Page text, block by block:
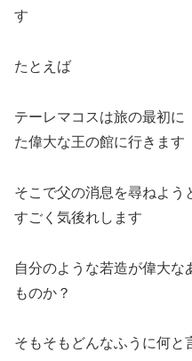
す
たとえば
テーレマコスは旅の最初
た偉大な王の館に行きます
そこで父の消息を尋ねよ
すごく気後れします
自分のような若造が偉大な
ものか？
そもそもどんなふうに何と